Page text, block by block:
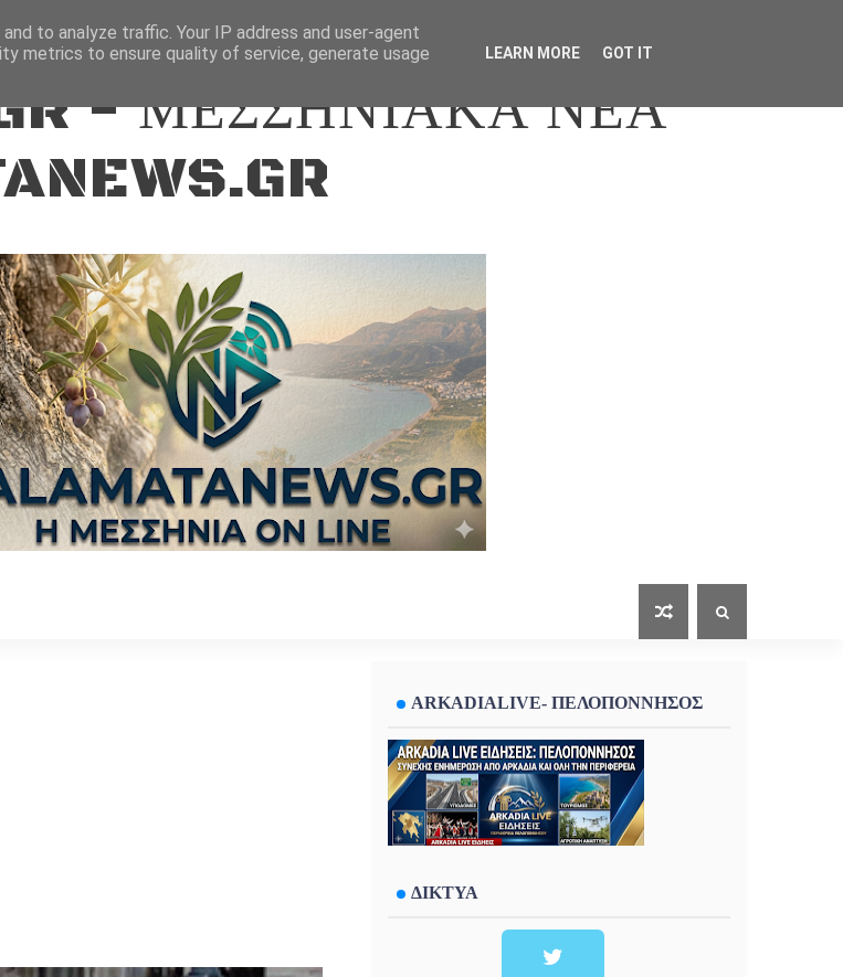
- ΜΕΣΣΗΝΙΑΚΑ ΝΕΑ
ARKADIALIVE- ΠΕΛΟΠΟΝΝΗΣΟΣ
ΔΙΚΤΥΑ
to analyze traffic. Your IP address and user-agent
metrics to ensure quality of service, generate usage
LEARN MORE GOT IT